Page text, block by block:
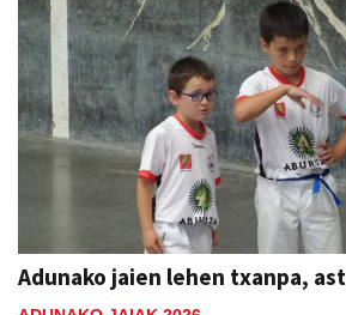
Adunako jaien lehen txanpa,